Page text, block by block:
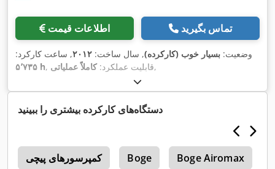
اطلاعات قیمت تماس بگیرید
وضعیت: بسیار خوب (کارکرده), سال ساخت: ۲۰۱۲, ساعت کارکرد:
۵٬۷۳۵ h
, قابلیت عملکرد:کاملاً عملیاتی ,
دستگاه‌های کارکرده بیشتری را ببینید
کمپرسورهای پیچی Boge Boge Airomax